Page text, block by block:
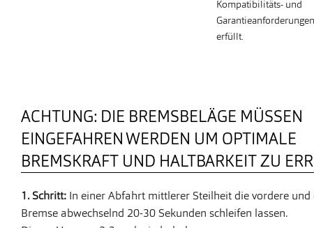
Kompatibilitäts- und
erfüllt.
ACHTUNG: DIE BREMSBELÄGE MÜSSEN
EINGEFAHREN WERDEN UM OPTIMALE
BREMSKRAFT UND HALTBARKEIT ZU
1. Schritt: In einer Abfahrt mittlerer Steilheit die vordere und
Bremse abwechselnd 20-30 Sekunden schleifen lassen.